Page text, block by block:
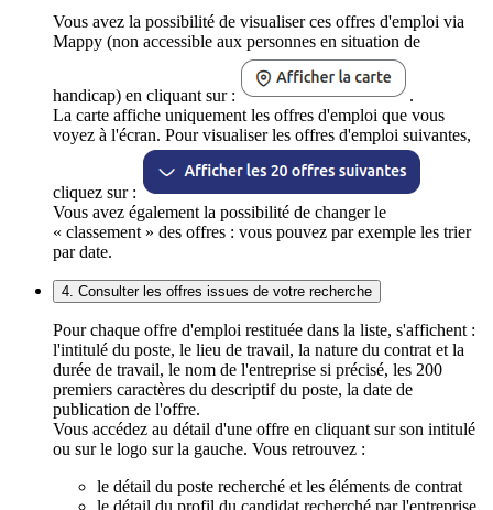
Vous avez la possibilité de visualiser ces offres d'emploi via
Mappy (non accessible aux personnes en situation de
handicap) en cliquant sur :
.
La carte affiche uniquement les offres d'emploi que vous
voyez à l'écran. Pour visualiser les offres d'emploi suivantes,
cliquez sur :
Vous avez également la possibilité de changer le
« classement » des offres : vous pouvez par exemple les trier
par date.
4. Consulter les offres issues de votre recherche
Pour chaque offre d'emploi restituée dans la liste, s'affichent :
l'intitulé du poste, le lieu de travail, la nature du contrat et la
durée de travail, le nom de l'entreprise si précisé, les 200
premiers caractères du descriptif du poste, la date de
publication de l'offre.
Vous accédez au détail d'une offre en cliquant sur son intitulé
ou sur le logo sur la gauche. Vous retrouvez :
le détail du poste recherché et les éléments de contrat
le détail du profil du candidat recherché par l'entreprise